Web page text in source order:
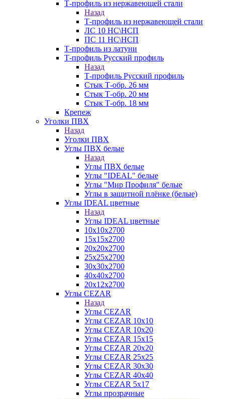
Т-профиль из нержавеющей стали
Назад
Т-профиль из нержавеющей стали
ЛС 10 НС\НСП
ПС 11 НС\НСП
Т-профиль из латуни
Т-профиль Русский профиль
Назад
Т-профиль Русский профиль
Стык Т-обр. 26 мм
Стык Т-обр. 20 мм
Стык Т-обр. 18 мм
Крепеж
Уголки ПВХ
Назад
Уголки ПВХ
Углы ПВХ белые
Назад
Углы ПВХ белые
Углы "IDEAL" белые
Углы "Мир Профиля" белые
Углы в защитной плёнке (белые)
Углы IDEAL цветные
Назад
Углы IDEAL цветные
10х10х2700
15х15х2700
20х20х2700
25х25х2700
30х30х2700
40х40х2700
20х12х2700
Углы CEZAR
Назад
Углы CEZAR
Углы CEZAR 10х10
Углы CEZAR 10х20
Углы CEZAR 15х15
Углы CEZAR 20х20
Углы CEZAR 25х25
Углы CEZAR 30х30
Углы CEZAR 40х40
Углы CEZAR 5х17
Углы прозрачные